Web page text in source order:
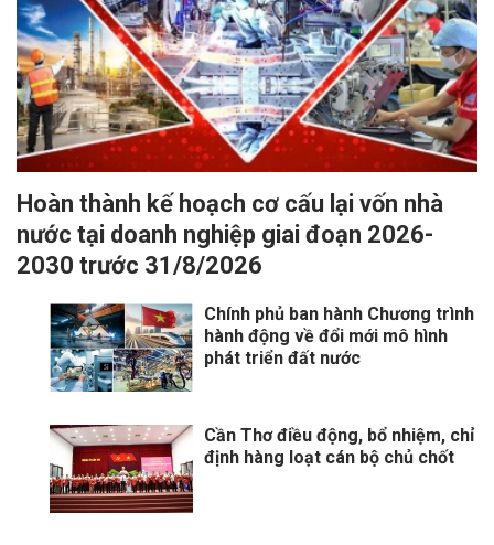
Hoàn thành kế hoạch cơ cấu lại vốn nhà
nước tại doanh nghiệp giai đoạn 2026-
2030 trước 31/8/2026
Chính phủ ban hành Chương trình
hành động về đổi mới mô hình
phát triển đất nước
Cần Thơ điều động, bổ nhiệm, chỉ
định hàng loạt cán bộ chủ chốt